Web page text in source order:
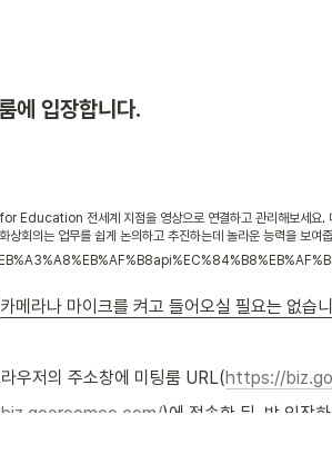
에 입장합니다.
Education 전세계 지점을 영상으로 연결하고 관리해보세요.
상회의는 업무를 쉽게 논의하고 추진하는데 놀라운 능력을 보여
다. 도입 문의 실시간 영상 회의를 통해업무 생산성을 올리고
카메라나 마이크를 켜고 들어오실 필요는 없습
우저의 주소창에 미팅룸 URL(https://
)에 접속한 뒤, 방 입장